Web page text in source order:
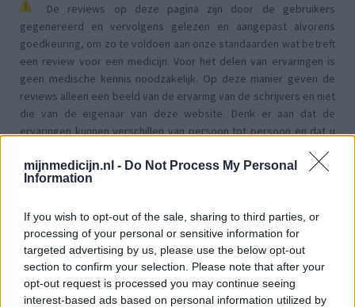
mijnmedicijn.nl - Do Not Process My Personal
Information
If you wish to opt-out of the sale, sharing to third parties, or
processing of your personal or sensitive information for
targeted advertising by us, please use the below opt-out
section to confirm your selection. Please note that after your
opt-out request is processed you may continue seeing
interest-based ads based on personal information utilized by
De reviews op deze pagina zijn door de gebruikers
gegenereerd en vervolgens gelezen en aangepast alvorens
goedkeuring, om zo te voldoen aan onze standaarden wat betreft
een review voor een medicijn. Voor het delen van ervaringen is
geen medische kennis noodzakelijk. Op deze manier geven de
reviews alleen een beeld van de ervaring van de schrijvers en niet
die van de eigenaar van deze website. Denk er aan dat de
ervaringen kunnen verschillen van persoon tot persoon en dat u
voor medisch advies altijd contact op moet nemen met uw arts of
apotheker.